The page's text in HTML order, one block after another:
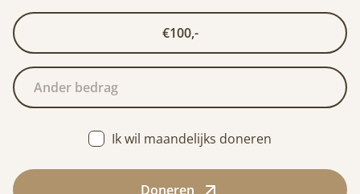
€100,-
Ik wil maandelijks doneren
Doneren